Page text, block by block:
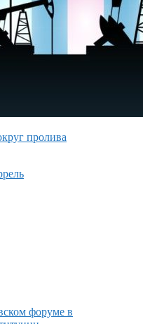
пролива
форуме в